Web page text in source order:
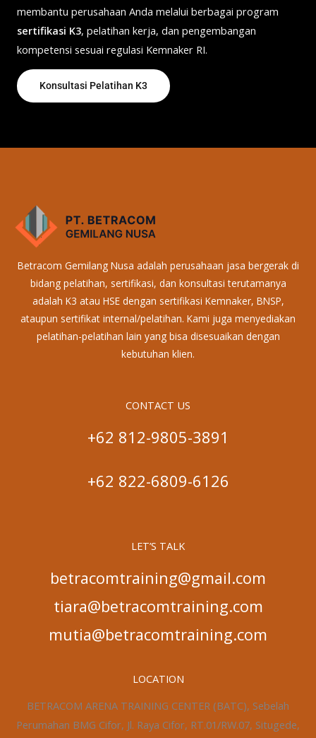
membantu perusahaan Anda melalui berbagai program
sertifikasi K3, pelatihan kerja, dan pengembangan
kompetensi sesuai regulasi Kemnaker RI.
Konsultasi Pelatihan K3
Betracom Gemilang Nusa adalah perusahaan jasa bergerak di
bidang pelatihan, sertifikasi, dan konsultasi terutamanya
adalah K3 atau HSE dengan sertifikasi Kemnaker, BNSP,
ataupun sertifikat internal/pelatihan. Kami juga menyediakan
pelatihan-pelatihan lain yang bisa disesuaikan dengan
kebutuhan klien.
CONTACT US
+62 812-9805-3891
+62 822-6809-6126
LET’S TALK
betracomtraining@gmail.com
tiara@betracomtraining.com
mutia@betracomtraining.com
LOCATION
BETRACOM ARENA TRAINING CENTER (BATC), Sebelah
Perumahan BMG Cifor, Jl. Raya Cifor, RT.01/RW.07, Situgede,